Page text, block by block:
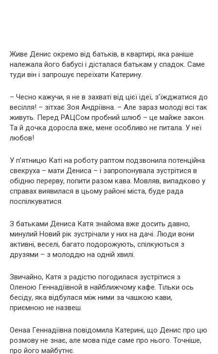
Живе Денис окремо від батьків, в квартирі, яка раніше
належала його бабусі і дісталася батькам у спадок. Саме
туди він і запрошує переїхати Катерину.
– Чесно кажучи, я не в захваті від цієї ідеї, з’їжджатися до
весілля! – зітхає Зоя Андріївна. – Але зараз молоді всі так
живуть. Перед РАЦСом пробний шлюб – це майже закон.
Та й дочка доросла вже, мене особливо не питала. У неї
любов!
У п’ятницю Каті на роботу раптом подзвонила потенційна
свекруха – мати Дениса – і запропонувала зустрітися в
обідню перерву, попити разом кава. Мовляв, випадково у
справах виявилася в цьому районі міста, буде рада
поспілкуватися.
З батьками Дениса Катя знайома вже досить давно,
минулий Новий рік зустрічали у них на дачі. Люди вони
активні, веселі, багато подорожують, спілкуються з
друзями – з молоддю на одній хвилі.
Звичайно, Катя з радістю погодилася зустрітися з
Оленою Геннадіївной в найближчому кафе. Тільки ось
бесіду, яка відбулася між ними за чашкою кави,
приємною не назвеш.
Оенаа Геннадіївна повідомила Катерині, що Денис про цю
розмову не знає, але мова піде саме про нього. Точніше,
про його майбутнє.